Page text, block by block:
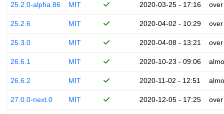
25.2.0-alpha.86 MIT 2020-03-25 - 17:16
25.2.6 MIT 2020-04-02 - 10:29
25.3.0 MIT 2020-04-08 - 13:21
26.6.1 MIT 2020-10-23 - 09:06
26.6.2 MIT 2020-11-02 - 12:51
27.0.0-next.0 MIT 2020-12-05 - 17:25